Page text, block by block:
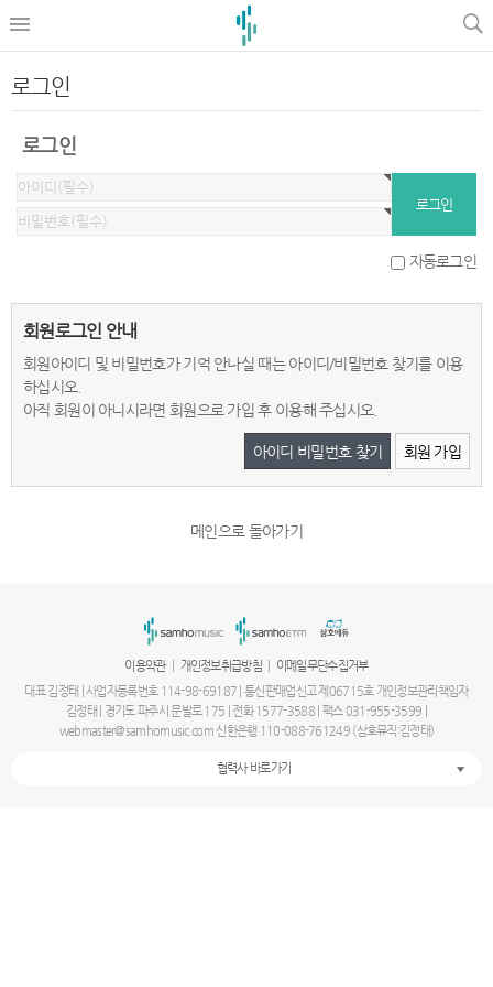
로그인
로그인
자동로그인
회원로그인 안내
회원아이디 및 비밀번호가 기억 안나실 때는 아이디/비밀번호 찾기를 이용
하십시오.
아직 회원이 아니시라면 회원으로 가입 후 이용해 주십시오.
아이디 비밀번호 찾기 회원 가입
메인으로 돌아가기
이용약관 개인정보취급방침
이메일무단수집거부
대표 김정태 | 사업자등록번호 114-98-69187 | 통신판매업신고 제06715호 개인정보관리책임자
김정태 | 경기도 파주시 문발로 175 | 전화 1577-3588 | 팩스 031-955-3599 |
webmaster@samhomusic.com 신한은행 110-088-761249 (삼호뮤직:김정태)
협력사 바로가기